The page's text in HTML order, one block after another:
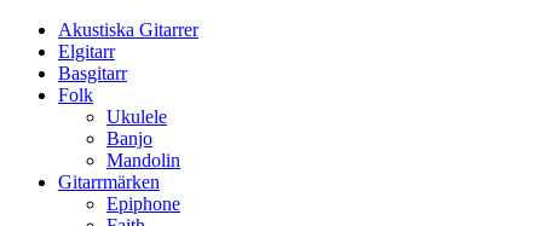
Akustiska Gitarrer
Elgitarr
Basgitarr
Folk
Ukulele
Banjo
Mandolin
Gitarrmärken
Epiphone